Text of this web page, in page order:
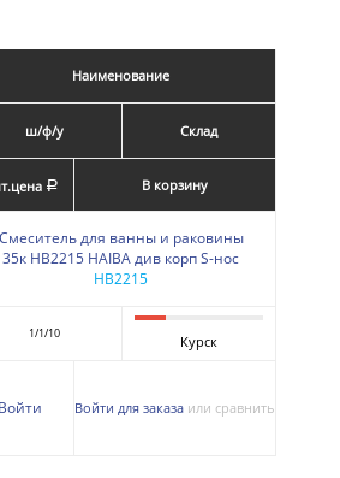
Наименование
ш/ф/у Склад
a В корзину
Смеситель для ванны и раковины
35к HB2215 HAIBA див корп S-нос
HB2215
1/1/10 Курск
Войти Войти для заказа или сравнить